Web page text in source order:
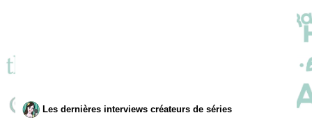
Les dernières interviews créateurs de séries